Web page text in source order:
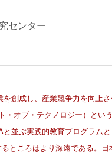
ン
研
究
センター
を創成し、産業競争力を向上
・オブ・テクノロジー）とい
並ぶ実践的教育プログラム
ところはより深遠である。日